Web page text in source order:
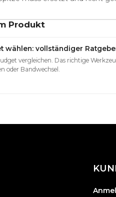
Produkt
wählen: vollständiger
vergleichen. Das richtige
oder Bandwechsel.